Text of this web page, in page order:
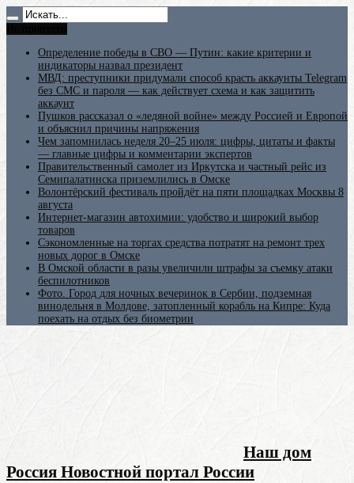
Определение победы в СВО — Путин: какие критерии и
индикаторы назвал президент
МВД: преступники придумали способ красть аккаунты Telegram
без СМС и пароля — как действует схема и как защитить
аккаунт
Пушков рассказал о «ледяной войне» между Россией и Европой
и объяснил причины напряжения
Чем запомнилась неделя 20–25 июля: цифры, цитаты и факты
— главные цифры и комментарии экспертов
Правительственный самолет из Иркутска и частный рейс из
Семипалатинска приземлились в Омске
Волонтёрский фестиваль пройдёт на пяти площадках Москвы 8
августа
Интернет-магазин автохимии: удобство и широкий выбор
товаров
Сэкономленные на торгах средства потратят на ремонт трех
новых дорог в Омске
В Омской области в разы увеличили штрафы за съемку атаки
беспилотников
Фото. Город для ночных вечеринок в Сербии, подземная
винодельня в Молдове, затопленный корабль на Кипре: Куда
поехать на отдых без биометрии
Наш дом
Россия Новостной портал России